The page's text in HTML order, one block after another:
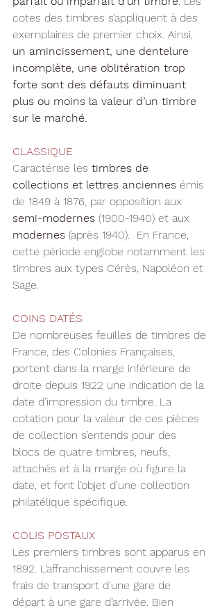
cotes des timbres s’appliquent à des
exemplaires de premier choix. Ainsi,
un amincissement, une dentelure
incomplète, une oblitération trop
forte sont des défauts diminuant
plus ou moins la valeur d’un timbre
sur le marché.
CLASSIQUE
Caractérise les timbres de
collections et lettres anciennes émis
de 1849 à 1876, par opposition aux
semi-modernes (1900-1940) et aux
modernes (après 1940).  En France,
cette période englobe notamment les
timbres aux types Cérès, Napoléon et
Sage.
COINS DATÉS
De nombreuses feuilles de timbres de
France, des Colonies Françaises,
portent dans la marge inférieure de
droite depuis 1922 une indication de la
date d’impression du timbre. La
cotation pour la valeur de ces pièces
de collection s’entends pour des
blocs de quatre timbres, neufs,
attachés et à la marge où figure la
date, et font l’objet d’une collection
philatélique spécifique.
COLIS POSTAUX
Les premiers timbres sont apparus en
1892. L’affranchissement couvre les
frais de transport d’une gare de
départ à une gare d’arrivée. Bien